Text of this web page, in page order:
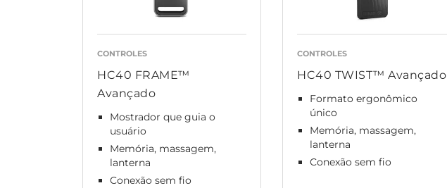
CONTROLES
HC40 FRAME™
Avançado
Mostrador que guia o
usuário
Memória, massagem,
lanterna
Conexão sem fio
CONTROLES
HC40 TWIST™ Avançado
Formato ergonômico
único
Memória, massagem,
lanterna
Conexão sem fio